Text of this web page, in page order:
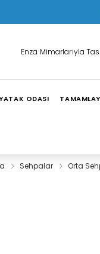
Enza Mimarlarıyla
ODASI
Sehpalar Orta